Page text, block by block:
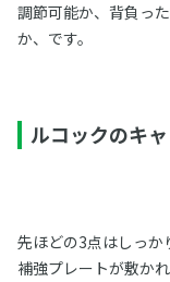
調節可能か、背負っ
か、です。
ルコックのキ
先ほどの3点はしっか
補強プレートが敷か